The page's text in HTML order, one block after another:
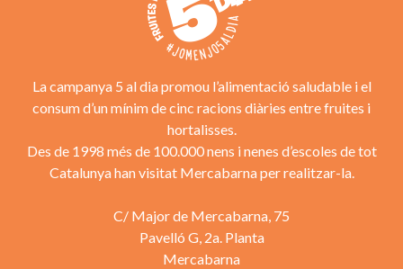
La campanya 5 al dia promou l’alimentació saludable i el
consum d’un mínim de cinc racions diàries entre fruites i
hortalisses.
Des de 1998 més de 100.000 nens i nenes d’escoles de tot
Catalunya han visitat Mercabarna per realitzar-la.
C/ Major de Mercabarna, 75
Pavelló G, 2a. Planta
Mercabarna